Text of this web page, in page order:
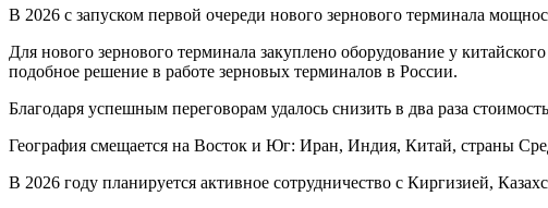
В 2026 с запуском первой очереди нового зернового терминала
Для нового зернового терминала закуплено оборудование у
подобное решение в работе зерновых терминалов в России.
Благодаря успешным переговорам удалось снизить в два раза
География смещается на Восток и Юг: Иран, Индия, Китай, страны
В 2026 году планируется активное сотрудничество с Киргизией,